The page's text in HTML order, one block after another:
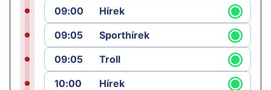
09:00
Hírek
09:05
Sporthírek
09:05
Troll
10:00
Hírek